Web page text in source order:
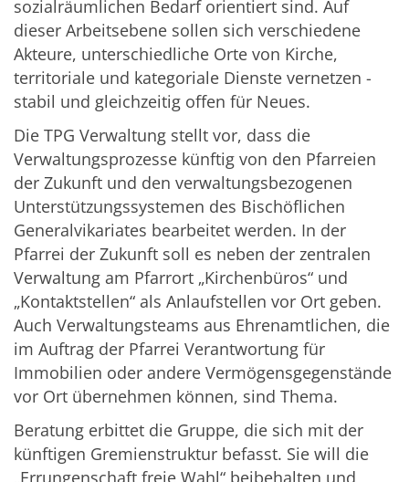
sozialräumlichen Bedarf orientiert sind. Auf
dieser Arbeitsebene sollen sich verschiedene
Akteure, unterschiedliche Orte von Kirche,
territoriale und kategoriale Dienste vernetzen -
stabil und gleichzeitig offen für Neues.
Die TPG Verwaltung stellt vor, dass die
Verwaltungsprozesse künftig von den Pfarreien
der Zukunft und den verwaltungsbezogenen
Unterstützungssystemen des Bischöflichen
Generalvikariates bearbeitet werden. In der
Pfarrei der Zukunft soll es neben der zentralen
Verwaltung am Pfarrort „Kirchenbüros“ und
„Kontaktstellen“ als Anlaufstellen vor Ort geben.
Auch Verwaltungsteams aus Ehrenamtlichen, die
im Auftrag der Pfarrei Verantwortung für
Immobilien oder andere Vermögensgegenstände
vor Ort übernehmen können, sind Thema.
Beratung erbittet die Gruppe, die sich mit der
künftigen Gremienstruktur befasst. Sie will die
„Errungenschaft freie Wahl“ beibehalten und